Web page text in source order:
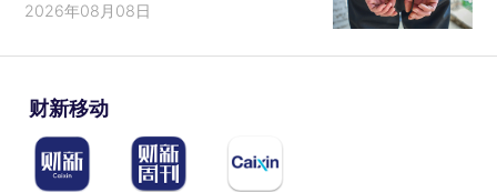
2026年08月08日
财新移动